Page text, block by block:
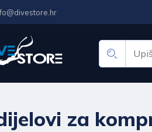
za